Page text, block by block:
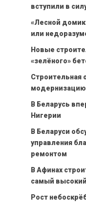
вступили в
«Лесной
или
Новые
«зелёного»
Строительная
модернизацию
В Беларусь
Нигерии
В Беларуси
управления
ремонтом
В Афинах
самый
Рост